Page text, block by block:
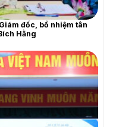
đốc, bổ nhiệm tân
Hằng